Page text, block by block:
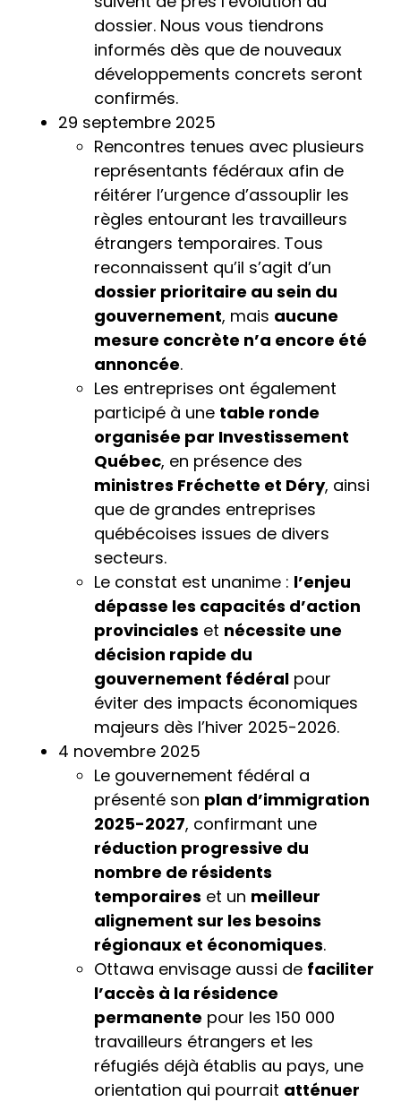
dossier. Nous vous tiendrons
informés dès que de nouveaux
développements concrets seront
confirmés.
29 septembre 2025
Rencontres tenues avec plusieurs
représentants fédéraux afin de
réitérer l’urgence d’assouplir les
règles entourant les travailleurs
étrangers temporaires. Tous
reconnaissent qu’il s’agit d’un
dossier prioritaire au sein du
gouvernement, mais aucune
mesure concrète n’a encore été
annoncée.
Les entreprises ont également
participé à une table ronde
organisée par Investissement
Québec, en présence des
ministres Fréchette et Déry, ainsi
que de grandes entreprises
québécoises issues de divers
secteurs.
Le constat est unanime : l’enjeu
dépasse les capacités d’action
provinciales et nécessite une
décision rapide du
gouvernement fédéral pour
éviter des impacts économiques
majeurs dès l’hiver 2025-2026.
4 novembre 2025
Le gouvernement fédéral a
présenté son plan d’immigration
2025-2027, confirmant une
réduction progressive du
nombre de résidents
temporaires et un meilleur
alignement sur les besoins
régionaux et économiques.
Ottawa envisage aussi de faciliter
l’accès à la résidence
permanente pour les 150 000
travailleurs étrangers et les
réfugiés déjà établis au pays, une
orientation qui pourrait atténuer